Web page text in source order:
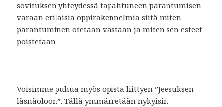
sovituksen yhteydessä tapahtuneen parantumisen
varaan erilaisia oppirakennelmia siitä miten
parantuminen otetaan vastaan ja miten sen esteet
poistetaan.
Voisimme puhua myös opista liittyen ”Jeesuksen
läsnäoloon”. Tällä ymmärretään nykyisin